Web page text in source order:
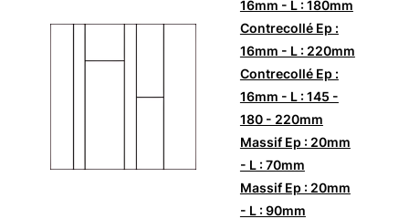
16mm - L : 180mm
Contrecollé Ep :
16mm - L : 220mm
Contrecollé Ep :
16mm - L : 145 -
180 - 220mm
Massif Ep : 20mm
- L : 70mm
Massif Ep : 20mm
- L : 90mm